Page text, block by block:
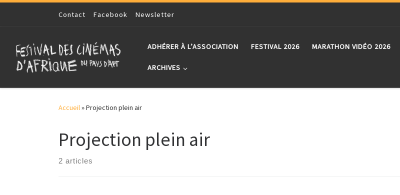
Skip to contentContact Facebook Newsletter
ADHÉRER À L’ASSOCIATION FESTIVAL 2026 MARATHON VIDÉO 2026
ARCHIVES
Accueil»Projection plein air
Projection plein air
2 articles